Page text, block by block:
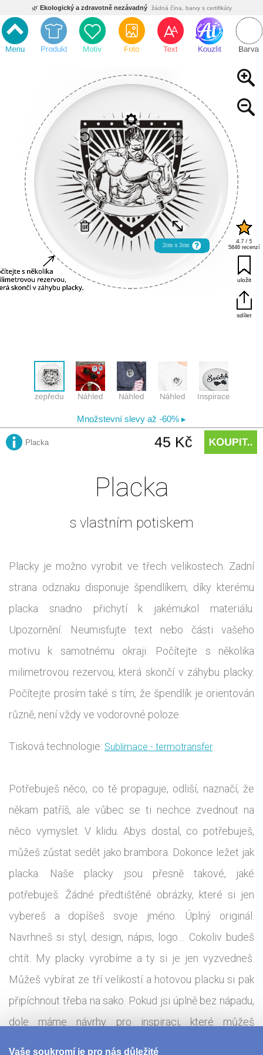
🌿 Ekologický a zdravotně nezávadný žádná čína, barvy s certifikáty
💡Inovativní výroba vlastní vývoj, nejnovější technologie
⚡ Rychlé dodání expedujeme do 24h
🏢 Výhodné pro firmy velké množstevní slevy
Český eshop s tradicí od roku 2010 tisíce spokojených zákazníků
Placka
s vlastním potiskem
Placky je možno vyrobit ve třech velikostech. Zadní
strana odznaku disponuje špendlíkem, díky kterému
placka snadno přichytí k jakémukol materiálu.
Upozornění: Neumisťujte text nebo části vašeho
motivu k samotnému okraji. Počítejte s několika
milimetrovou rezervou, která skončí v záhybu placky.
Počítejte prosím také s tím, že špendlík je orientován
různě, není vždy ve vodorovné poloze.
Tisková technologie: Sublimace - termotransfer
Potřebuješ něco, co tě propaguje, odliší, naznačí, že
někam patříš, ale vůbec se ti nechce zvednout na
něco vymyslet. V klidu. Abys dostal, co potřebuješ,
můžeš zůstat sedět jako brambora. Dokonce ležet jak
placka. Naše placky jsou přesně takové, jaké
potřebuješ. Žádné předtištěné obrázky, které si jen
vybereš a dopíšeš svoje jméno. Úplný originál.
Navrhneš si styl, design, nápis, logo… Cokoliv budeš
chtít. My placky vyrobíme a ty si je jen vyzvedneš.
Můžeš vybírat ze tří velikostí a hotovou placku si pak
připíchnout třeba na sako. Pokud jsi úplně bez nápadu,
dole máme návrhy pro inspiraci, které můžeš
Vaše soukromí je pro nás důležité